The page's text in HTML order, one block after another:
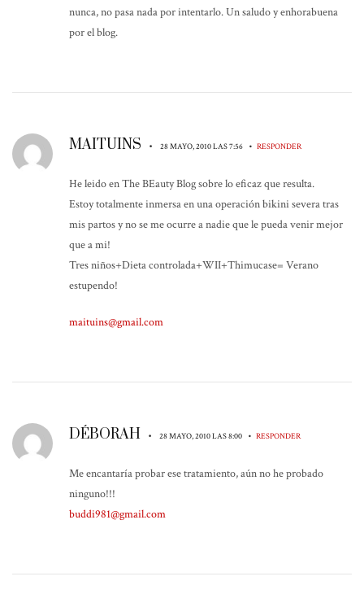
nunca, no pasa nada por intentarlo. Un saludo y enhorabuena
por el blog.
MAITUINS • 28 MAYO, 2010 LAS 7:56 • RESPONDER
He leido en The BEauty Blog sobre lo eficaz que resulta.
Estoy totalmente inmersa en una operación bikini severa tras
mis partos y no se me ocurre a nadie que le pueda venir mejor
que a mi!
Tres niños+Dieta controlada+WII+Thimucase= Verano
estupendo!
maituins@gmail.com
DÉBORAH • 28 MAYO, 2010 LAS 8:00 • RESPONDER
Me encantaría probar ese tratamiento, aún no he probado
ninguno!!!
buddi981@gmail.com